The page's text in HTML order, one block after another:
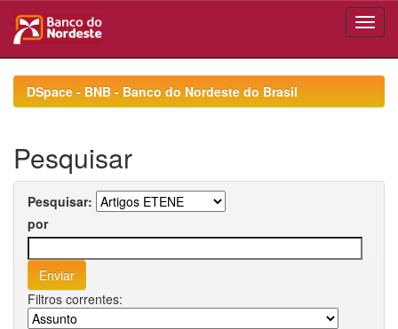
navigationDSpace - BNB - Banco do Nordeste do Brasil
Pesquisar
Pesquisar:
por
Filtros correntes: